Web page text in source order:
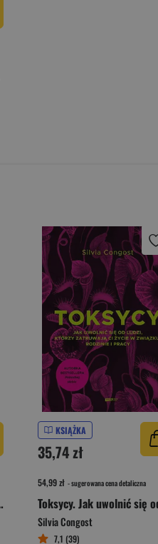
w praktyce
KSIĄŻKA
35,74 zł
54,99 zł - sugerowana cena detaliczna
Silvia Congost
7,1 (39)